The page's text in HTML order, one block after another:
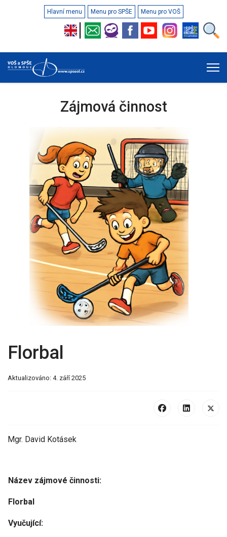
Hlavní menu Menu pro SPŠE Menu pro VOŠ
Zájmová činnost
Florbal
Aktualizováno: 4. září 2025
Mgr. David Kotásek
Název zájmové činnosti:
Florbal
Vyučující: